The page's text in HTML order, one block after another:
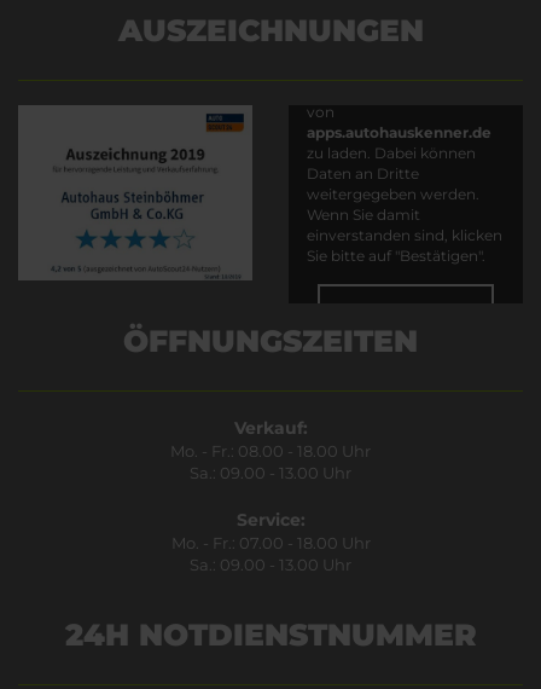
AUSZEICHNUNGEN
von
apps.autohauskenner.de
zu laden. Dabei können
Daten an Dritte
weitergegeben werden.
Wenn Sie damit
einverstanden sind, klicken
Sie bitte auf "Bestätigen".
ÖFFNUNGSZEITEN
Verkauf:
Mo. - Fr.: 08.00 - 18.00 Uhr
Sa.: 09.00 - 13.00 Uhr
Service:
Mo. - Fr.: 07.00 - 18.00 Uhr
Sa.: 09.00 - 13.00 Uhr
24H NOTDIENSTNUMMER